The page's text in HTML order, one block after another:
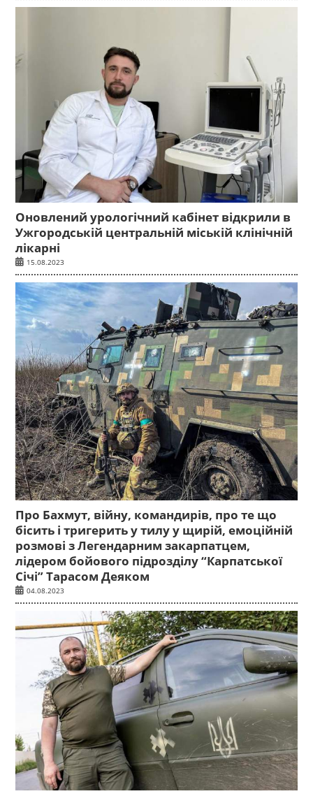
Оновлений урологічний кабінет відкрили в
Ужгородській центральній міській клінічній
лікарні
15.08.2023
Про Бахмут, війну, командирів, про те що
бісить і тригерить у тилу у щирій, емоційній
розмові з Легендарним закарпатцем,
лідером бойового підрозділу “Карпатської
Січі” Тарасом Деяком
04.08.2023